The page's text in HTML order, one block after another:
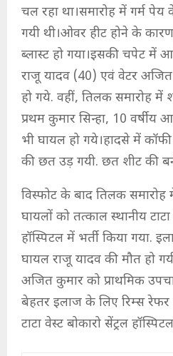
चल रहा था।समारोह में गर्म
गयी थी।ओवर हीट होने के
ब्लास्ट हो गया।इसकी चपेट
राजू यादव (40) एवं वेटर
हो गये. वहीं, तिलक समारोह में
प्रथम कुमार सिन्हा, 10 वर्षीय
भी घायल हो गये।हादसे में
की छत उड़ गयी. छत शीट की
विस्फोट के बाद तिलक
घायलों को तत्काल स्थानीय
हॉस्पिटल में भर्ती किया गया.
घायल राजू यादव की मौत हो
अजित कुमार को प्राथमिक
बेहतर इलाज के लिए रिम्स रेफर
टाटा वेस्ट बोकारो सेंट्रल